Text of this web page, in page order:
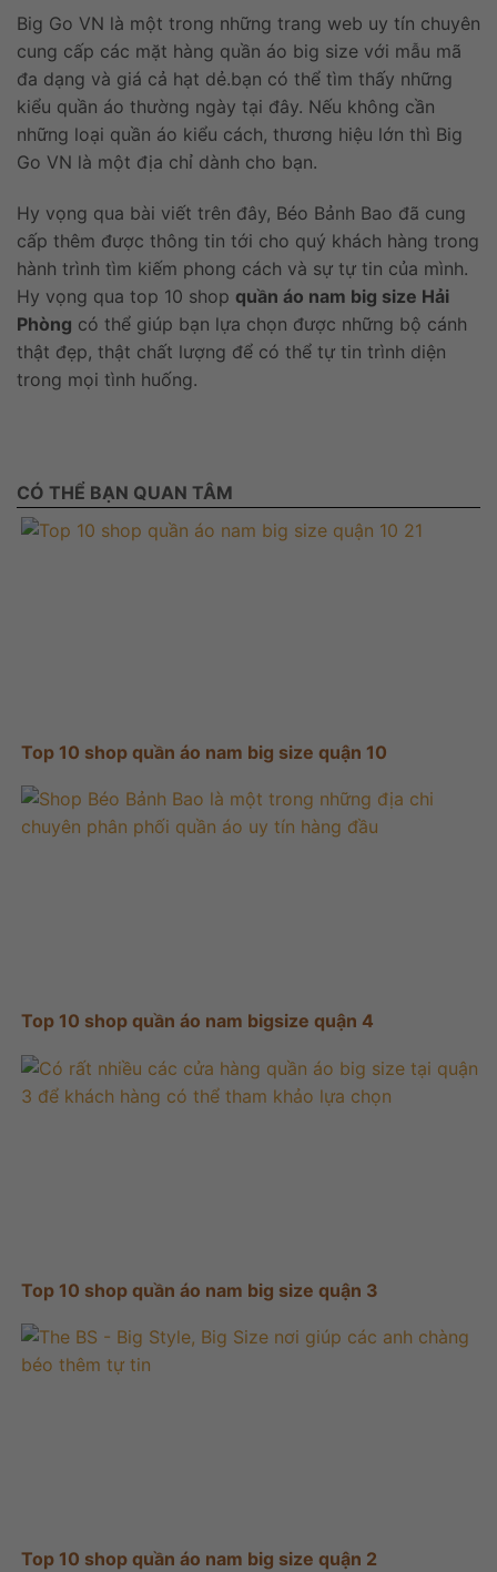
Big Go VN là một trong những trang web uy tín chuyên
cung cấp các mặt hàng quần áo big size với mẫu mã
đa dạng và giá cả hạt dẻ.bạn có thể tìm thấy những
kiểu quần áo thường ngày tại đây. Nếu không cần
những loại quần áo kiểu cách, thương hiệu lớn thì Big
Go VN là một địa chỉ dành cho bạn.
Hy vọng qua bài viết trên đây, Béo Bảnh Bao đã cung
cấp thêm được thông tin tới cho quý khách hàng trong
hành trình tìm kiếm phong cách và sự tự tin của mình.
Hy vọng qua top 10 shop quần áo nam big size Hải
Phòng có thể giúp bạn lựa chọn được những bộ cánh
thật đẹp, thật chất lượng để có thể tự tin trình diện
trong mọi tình huống.
CÓ THỂ BẠN QUAN TÂM
Top 10 shop quần áo nam big size quận 10
Top 10 shop quần áo nam bigsize quận 4
Top 10 shop quần áo nam big size quận 3
Top 10 shop quần áo nam big size quận 2